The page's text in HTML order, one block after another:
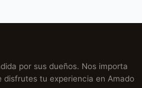
por sus dueños. Nos importa
disfrutes tu experiencia en Amado